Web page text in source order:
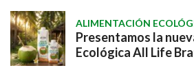
ALIMENTACIÓN
Presentamos la
Ecológica All Life